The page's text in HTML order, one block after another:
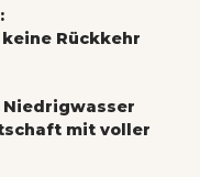
Rückkehr
mit voller